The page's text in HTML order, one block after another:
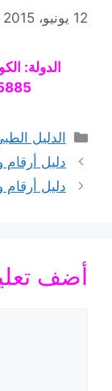
12 يونيو، 2015
الدولة:
22445885
التصنيفات
الدليل
دليل أرقام
دليل
أضف